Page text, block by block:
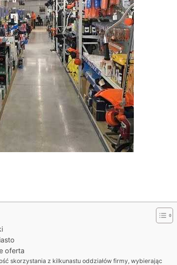
oferta
skorzystania z kilkunastu oddziałów firmy, wybierając